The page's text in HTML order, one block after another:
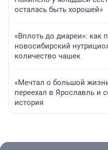
осталась быть хорошей»
«Вплоть до диареи»: как
новосибирский
количество чашек
«Мечтал о большой
переехал в Ярославль и
история